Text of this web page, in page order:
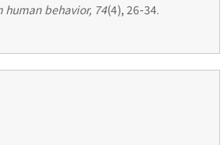
human behavior, 74(4), 26-34.